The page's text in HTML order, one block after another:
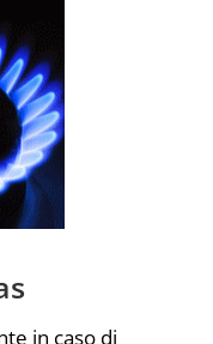
in caso di